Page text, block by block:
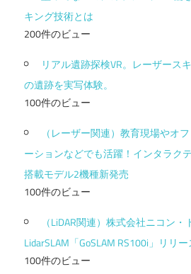
キング技術とは
200件のビュー
リアル遺跡探検VR。レーザース
の遺跡を実写体験。
100件のビュー
（レーザー関連）教育現場やオ
ーションなどでも活躍！インタラク
搭載モデル2機種新発売
100件のビュー
（LiDAR関連）株式会社ニコン・
LidarSLAM「GoSLAM RS100i」リリ
100件のビュー